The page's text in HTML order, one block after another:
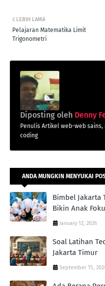
LEBIH LAMA
Pelajaran Matematika Limit
Trigonometri
Diposting oleh Denny
Penulis Artikel web-web
coding
ANDA MUNGKIN MENYUKAI
Bimbel Jakarta
Bikin Anak
January 12, 2026
Soal Latihan
Jakarta Timur
September 15,